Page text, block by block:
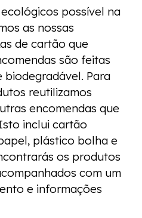
possível na
as nossas
de cartão que
são feitas
Para
reutilizamos
encomendas que
inclui cartão
plástico bolha e
os produtos
com um
e informações